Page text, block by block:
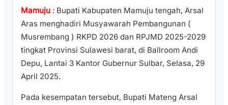
Mamuju : Bupati Kabupaten Mamuju tengah, Arsal
Aras menghadiri Musyawarah Pembangunan (
Musrembang ) RKPD 2026 dan RPJMD 2025-2029
tingkat Provinsi Sulawesi barat, di Ballroom Andi
Depu, Lantai 3 Kantor Gubernur Sulbar, Selasa, 29
April 2025.
Pada kesempatan tersebut, Bupati Mateng Arsal